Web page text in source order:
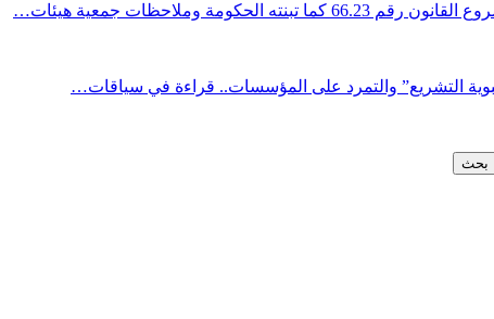
الحكومة وملاحظات جمعية هيئات…
التشريع” والتمرد على المؤسسات.. قراءة في سياقات…